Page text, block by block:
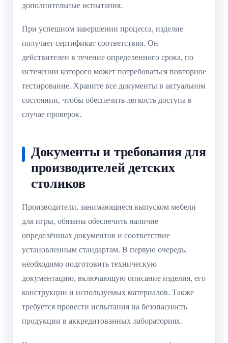
дополнительные испытания.
При успешном завершении процесса, изделие
получает сертификат соответствия. Он
действителен в течение определенного срока, по
истечении которого может потребоваться повторное
тестирование. Храните все документы в актуальном
состоянии, чтобы обеспечить легкость доступа в
случае проверок.
Документы и требования для
производителей детских
столиков
Производители, занимающиеся выпуском мебели
для игры, обязаны обеспечить наличие
определённых документов и соответствие
установленным стандартам. В первую очередь,
необходимо подготовить техническую
документацию, включающую описание изделия, его
конструкции и используемых материалов. Также
требуется провести испытания на безопасность
продукции в аккредитованных лабораториях.